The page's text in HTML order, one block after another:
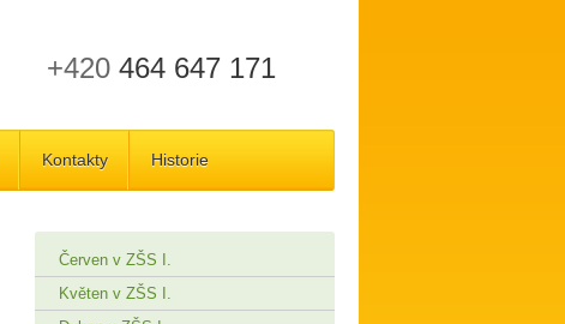
+420 464 647 171
Kontakty Historie
Červen v ZŠS I.
Květen v ZŠS I.